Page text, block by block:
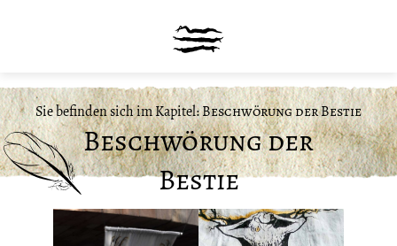
Sie befinden sich im Kapitel:Beschwörung der Bestie
Beschwörung der
Bestie